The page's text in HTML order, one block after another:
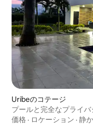
Uribeのコテージ
プールと完全なプライバ
価格 · ロケーション · 静か